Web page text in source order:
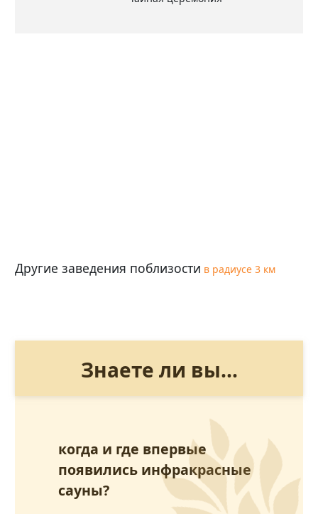
Другие заведения поблизости в радиусе 3 км
Знаете ли вы...
когда и где впервые
появились инфракрасные
сауны?